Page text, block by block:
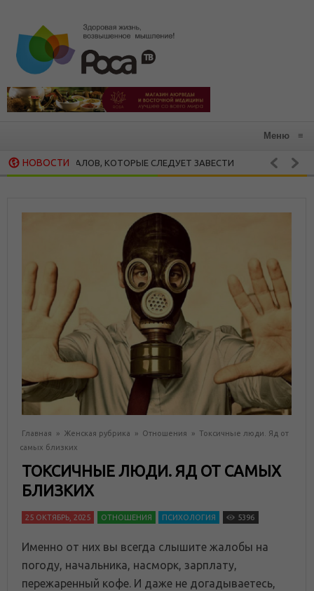
Меню ≡
НОВОСТИКОТОРЫЕ СЛЕДУЕТ ЗАВЕСТИ ЗДОРОВАЯ КУХНЯ
Главная » Женская рубрика » Отношения » Токсичные люди. Яд от
самых близких
ТОКСИЧНЫЕ ЛЮДИ. ЯД ОТ САМЫХ
БЛИЗКИХ
25 ОКТЯБРЬ, 2025 ОТНОШЕНИЯ ПСИХОЛОГИЯ 5396
Именно от них вы всегда слышите жалобы на
погоду, начальника, насморк, зарплату,
пережаренный кофе. И даже не догадываетесь,